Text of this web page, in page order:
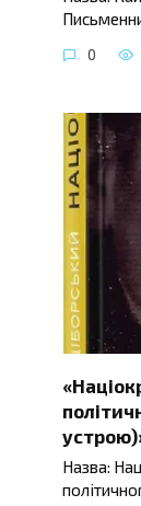
0
Назва: